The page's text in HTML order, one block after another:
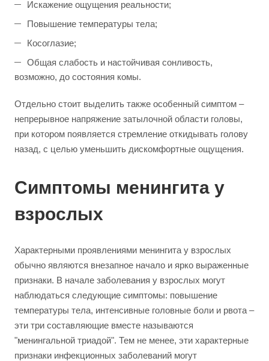
Искажение ощущения реальности;
Повышение температуры тела;
Косоглазие;
Общая слабость и настойчивая сонливость,
возможно, до состояния комы.
Отдельно стоит выделить также особенный симптом –
непрерывное напряжение затылочной области головы,
при котором появляется стремление откидывать голову
назад, с целью уменьшить дискомфортные ощущения.
Симптомы менингита у
взрослых
Характерными проявлениями менингита у взрослых
обычно являются внезапное начало и ярко выраженные
признаки. В начале заболевания у взрослых могут
наблюдаться следующие симптомы: повышение
температуры тела, интенсивные головные боли и рвота –
эти три составляющие вместе называются
"менингальной триадой". Тем не менее, эти характерные
признаки инфекционных заболеваний могут